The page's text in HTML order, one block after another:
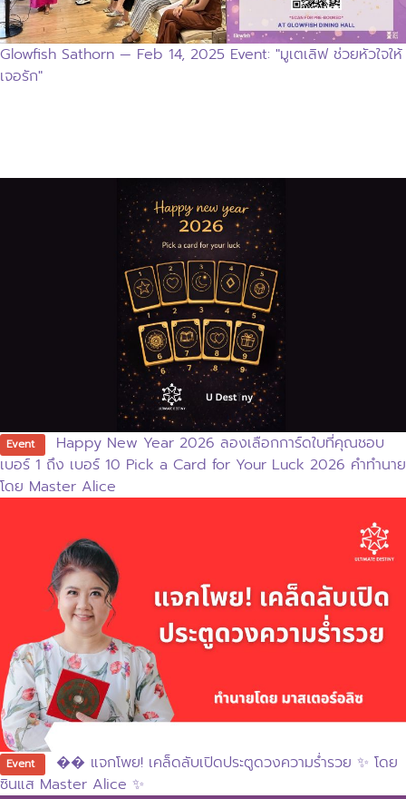
Glowfish Sathorn — Feb 14, 2025 Event: "มูเตเลิฟ ช่วยหัวใจให้
เจอรัก"
Event
Happy New Year 2026 ลองเลือกการ์ดใบที่คุณชอบ
เบอร์ 1 ถึง เบอร์ 10 Pick a Card for Your Luck 2026 คำทำนาย
โดย Master Alice
Event
�� แจกโพย! เคล็ดลับเปิดประตูดวงความร่ำรวย ✨ โดย
ซินแส Master Alice ✨